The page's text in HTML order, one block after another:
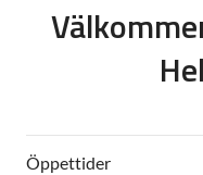
Öppettider